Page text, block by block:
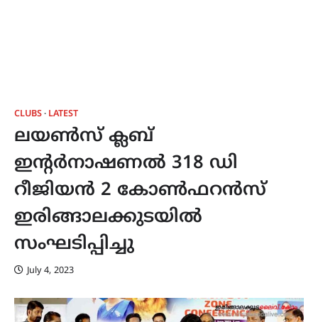
CLUBS LATEST
ലയണ്‍സ് ക്ലബ്
ഇന്റര്‍നാഷണല്‍ 318 ഡി
റീജിയന്‍ 2 കോണ്‍ഫറന്‍സ്
ഇരിങ്ങാലക്കുടയിൽ
സംഘടിപ്പിച്ചു
July 4, 2023